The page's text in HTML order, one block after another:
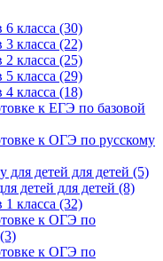
класса (30)
класса (22)
класса (25)
класса (29)
класса (18)
к ЕГЭ по базовой
к ОГЭ по русскому
для детей для детей (5)
детей для детей (8)
класса (32)
к ОГЭ по
к ОГЭ по